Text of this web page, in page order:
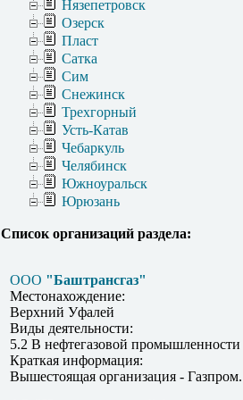
Нязепетровск
Озерск
Пласт
Сатка
Сим
Снежинск
Трехгорный
Усть-Катав
Чебаркуль
Челябинск
Южноуральск
Юрюзань
Список организаций раздела:
ООО "Баштрансгаз"
Местонахождение:
Верхний Уфалей
Виды деятельности:
5.2 В нефтегазовой промышленности
Краткая информация:
Вышестоящая организация - Газпром.